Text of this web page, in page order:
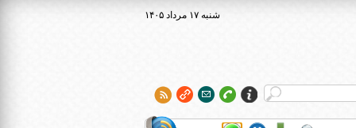
۱۴۰۵ شنبه ۱۷ مرداد